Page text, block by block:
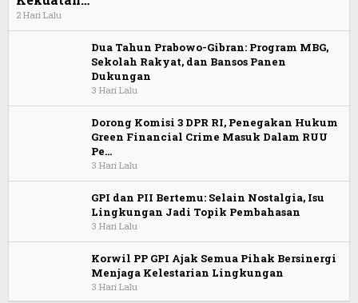
2 Hari Lalu
Dua Tahun Prabowo-Gibran: Program MBG,
Sekolah Rakyat, dan Bansos Panen
Dukungan
3 Hari Lalu
Dorong Komisi 3 DPR RI, Penegakan Hukum
Green Financial Crime Masuk Dalam RUU
Pe…
3 Hari Lalu
GPI dan PII Bertemu: Selain Nostalgia, Isu
Lingkungan Jadi Topik Pembahasan
3 Hari Lalu
Korwil PP GPI Ajak Semua Pihak Bersinergi
Menjaga Kelestarian Lingkungan
3 Hari Lalu